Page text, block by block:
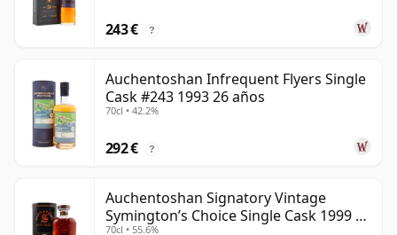
243 € ?
Auchentoshan Infrequent Flyers Single
Cask #243 1993 26 años
70cl • 42.2%
292 € ?
Auchentoshan Signatory Vintage
Symington’s Choice Single Cask 1999 24
70cl • 55.6%